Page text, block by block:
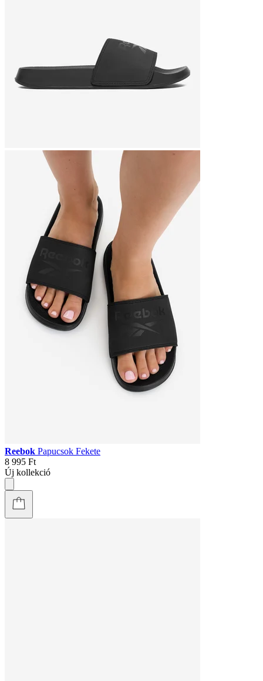
Reebok Papucsok Fekete
8 995 Ft
Új kollekció